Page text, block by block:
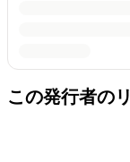
この発行者の